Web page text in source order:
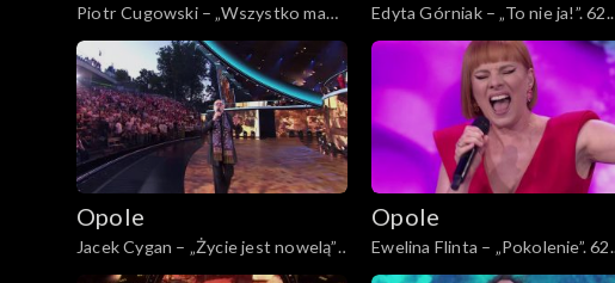
Opole 2003
Piotr Cugowski – „Wszystko ma
swój czas”. 62. KFPP: Koncert
„Trzy ćwiartki Jacka Cygana”
Edyta Górniak – „To nie ja!”. 62.
KFPP: Koncert „Trzy ćwiartki
Jacka Cygana”
Opole
Jacek Cygan – „Życie jest nowelą”.
62. KFPP: Koncert „Trzy ćwiartki
Opole
Ewelina Flinta – „Pokolenie”. 62.
KFPP: Koncert „Trzy ćwiartki